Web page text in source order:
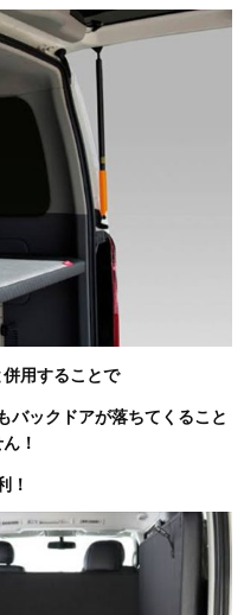
併用することで
バックドアが落ちてくること
！
！